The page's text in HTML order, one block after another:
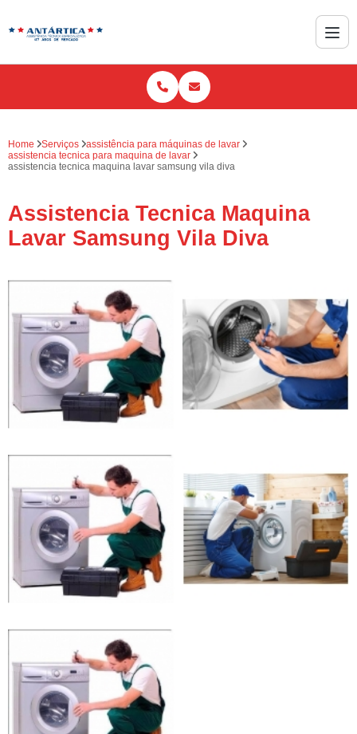
Home Serviços
assistência para máquinas de lavar
assistencia tecnica para maquina de lavar
assistencia tecnica maquina lavar samsung vila diva
Assistencia Tecnica Maquina
Lavar Samsung Vila Diva